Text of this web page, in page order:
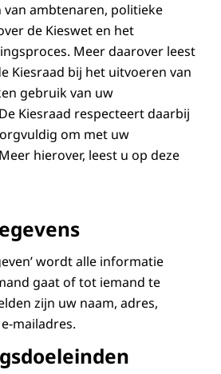
ambtenaren, politieke
de Kieswet en het
Meer daarover leest
Kiesraad bij het uitvoeren van
gebruik van uw
Kiesraad respecteert daarbij
om met uw
hierover, leest u op deze
wordt alle informatie
gaat of tot iemand te
zijn uw naam, adres,
mailadres.